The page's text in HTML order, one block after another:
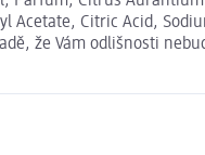
Citric Acid,
že Vám odlišnosti